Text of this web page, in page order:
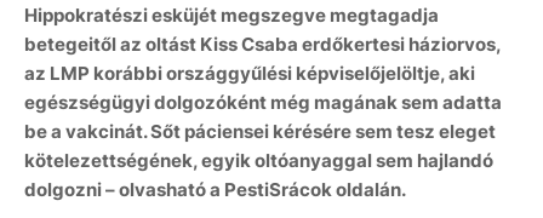
Hippokratészi esküjét megszegve megtagadja
betegeitől az oltást Kiss Csaba erdőkertesi háziorvos,
az LMP korábbi országgyűlési képviselőjelöltje, aki
egészségügyi dolgozóként még magának sem adatta
be a vakcinát. Sőt páciensei kérésére sem tesz eleget
kötelezettségének, egyik oltóanyaggal sem hajlandó
dolgozni – olvasható a PestiSrácok oldalán.